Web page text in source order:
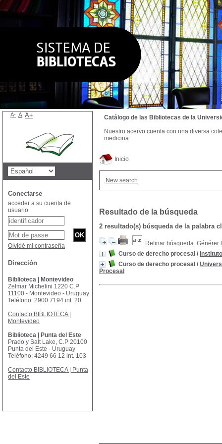
Inicio
New search
Resultado de la búsqueda
2 resultado(s) búsqueda de la palabra
Refinar búsqueda Générer
Curso de derecho procesal /
Curso de derecho procesal /
Procesal
Catálogo de las Bibliotecas de la
Nuestro acervo cuenta con una diversa
medicina.
A- A A+
Conectarse
acceder a su cuenta de
usuario
Olvidé mi contraseña
Dirección
Biblioteca | Montevideo
Zelmar Michelini 1220 C.P
11100 - Montevideo - Uruguay
Teléfono: 2900 7194 int. 20
Contacto BIBLIOTECA |
Montevideo
Biblioteca | Punta del Este
Prado y Salt Lake, C.P 20100
Punta del Este - Uruguay
Teléfono: 4249 66 12 int. 103
Contacto BIBLIOTECA | Punta
del Este